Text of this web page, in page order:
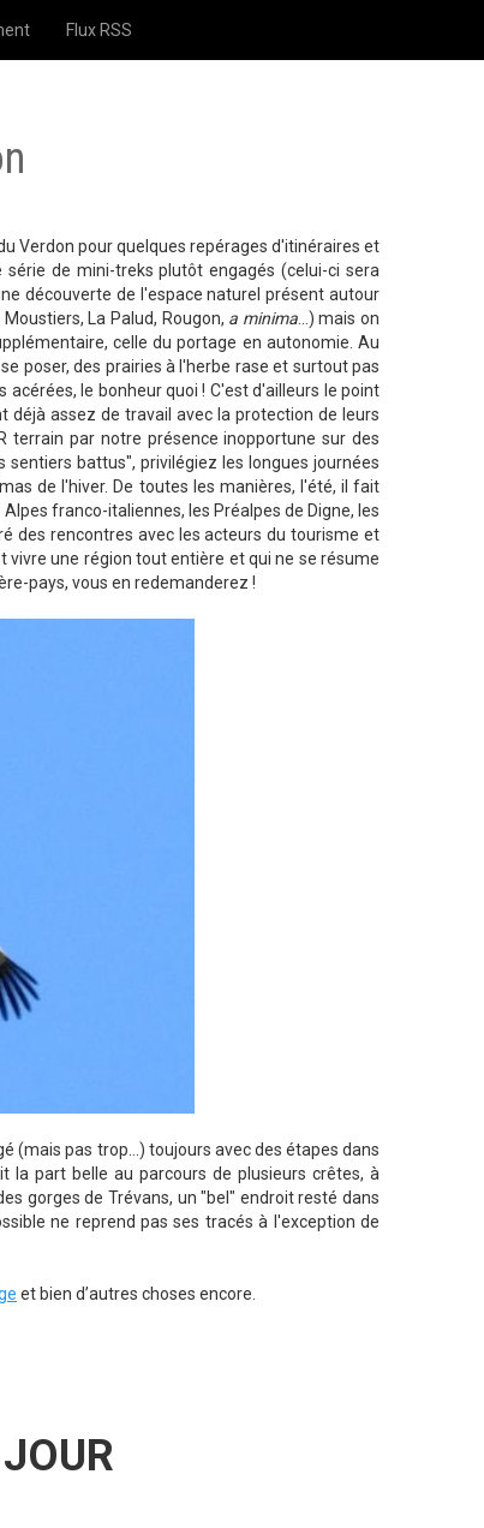
Flux RSS
Verdon pour quelques repérages d'itinéraires et
de mini-treks plutôt engagés (celui-ci sera
découverte de l'espace naturel présent autour
La Palud, Rougon, a minima...) mais on
celle du portage en autonomie. Au
poser, des prairies à l'herbe rase et surtout pas
le bonheur quoi ! C'est d'ailleurs le point
déjà assez de travail avec la protection de leurs
terrain par notre présence inopportune sur des
battus", privilégiez les longues journées
de l'hiver. De toutes les manières, l'été, il fait
franco-italiennes, les Préalpes de Digne, les
des rencontres avec les acteurs du tourisme et
une région tout entière et qui ne se résume
pays, vous en redemanderez !
(mais pas trop...) toujours avec des étapes dans
la part belle au parcours de plusieurs crêtes, à
gorges de Trévans, un "bel" endroit resté dans
ne reprend pas ses tracés à l'exception de
et bien d’autres choses encore.